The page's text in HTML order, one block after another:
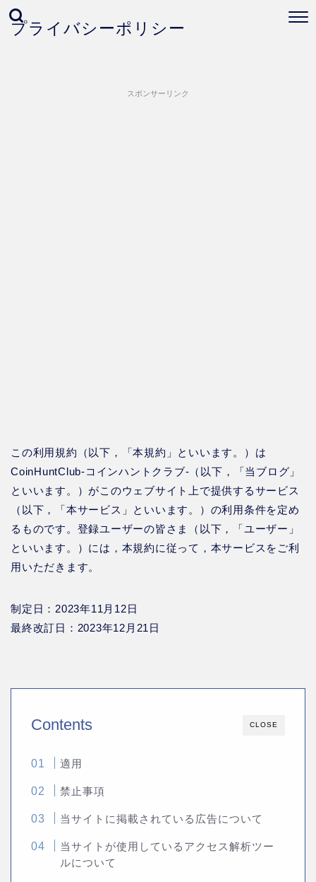
プライバシーポリシー
スポンサーリンク
この利用規約（以下，「本規約」といいます。）は
CoinHuntClub-コインハントクラブ-（以下，「当ブログ」
といいます。）がこのウェブサイト上で提供するサービス
（以下，「本サービス」といいます。）の利用条件を定め
るものです。登録ユーザーの皆さま（以下，「ユーザー」
といいます。）には，本規約に従って，本サービスをご利
用いただきます。
制定日：2023年11月12日
最終改訂日：2023年12月21日
CLOSE
Contents
適用
禁止事項
当サイトに掲載されている広告について
当サイトが使用しているアクセス解析ツー
ルについて